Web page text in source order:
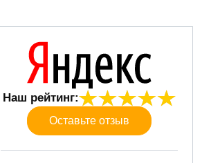
Наш рейтинг:
Оставьте отзыв